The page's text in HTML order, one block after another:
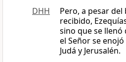
DHH
Pero, a pesar
recibido,
sino que se
el Señor se
Judá y Jerusalén.